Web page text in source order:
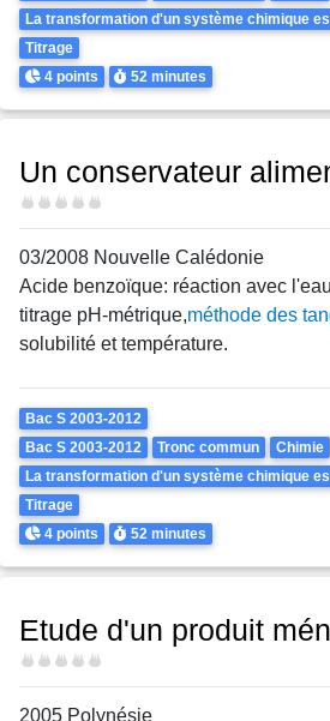
La transformation d'un système chimique
Titrage
Points
4 points Durée
52 minutes
Un conservateur
Difficulté
03/2008 Nouvelle Calédonie
Acide benzoïque: réaction avec
titrage pH-métrique,méthode des
solubilité et température.
Theme
Bac S 2003-2012
Bac S 2003-2012
Tronc commun
Chimie
La transformation d'un système chimique
Titrage
Points
4 points Durée
52 minutes
Etude d'un produit
Difficulté
2005 Polynésie